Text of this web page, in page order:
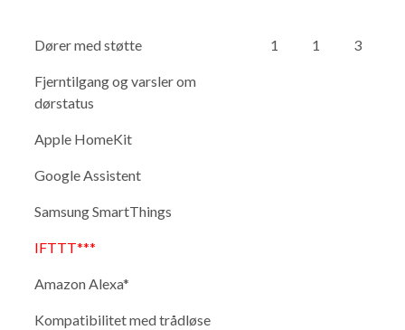
Dører med støtte 1 1 3
Fjerntilgang og varsler om
dørstatus
Apple HomeKit
Google Assistent
Samsung SmartThings
IFTTT***
Amazon Alexa*
Kompatibilitet med trådløse